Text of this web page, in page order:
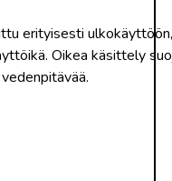
erityisesti ulkokäyttöön
. Oikea käsittely